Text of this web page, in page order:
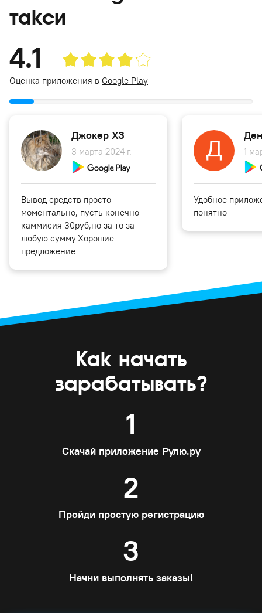
такси
4.1
Оценка приложения в Google Play
Джокер ХЗ
3 марта 2024 г.
Вывод средств просто
моментально, пусть конечно
каммисия 30руб,но за то за
любую сумму.Хорошие
предложение
1
Удобное
понятно
Как начать
зарабатывать?
1
Скачай приложение Рулю.ру
2
Пройди простую регистрацию
3
Начни выполнять заказы!